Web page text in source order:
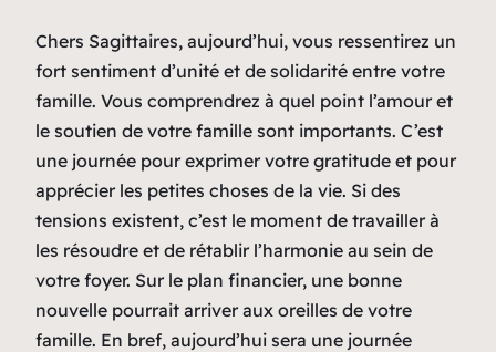
Chers Sagittaires, aujourd’hui, vous ressentirez un
fort sentiment d’unité et de solidarité entre votre
famille. Vous comprendrez à quel point l’amour et
le soutien de votre famille sont importants. C’est
une journée pour exprimer votre gratitude et pour
apprécier les petites choses de la vie. Si des
tensions existent, c’est le moment de travailler à
les résoudre et de rétablir l’harmonie au sein de
votre foyer. Sur le plan financier, une bonne
nouvelle pourrait arriver aux oreilles de votre
famille. En bref, aujourd’hui sera une journée